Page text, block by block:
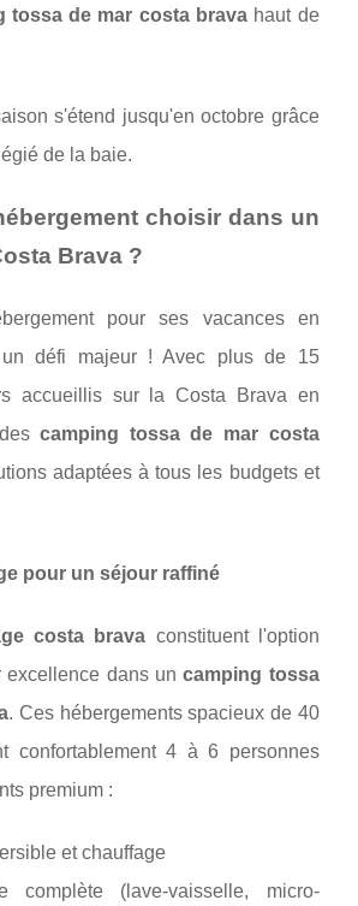
tossa de mar costa brava haut de
s'étend jusqu'en octobre grâce
de la baie.
choisir dans un
Brava ?
pour ses vacances en
un défi majeur ! Avec plus de 15
accueillis sur la Costa Brava en
descamping tossa de mar costa
adaptées à tous les budgets et
pour un séjour raffiné
costa brava constituent l'option
excellence dans uncamping tossa
. Ces hébergements spacieux de 40
confortablement 4 à 6 personnes
premium :
et chauffage
complète (lave-vaisselle, micro-